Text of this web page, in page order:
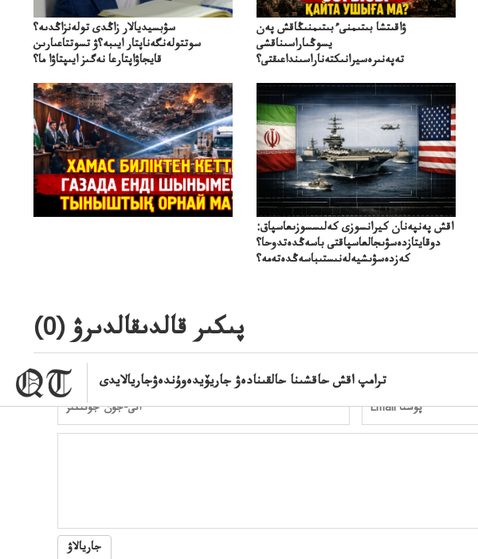
ترامپ اقش حاقشىنا حالقىنادەۋ جاريۆيدەوۇندەۋجاريالايدى
سۋبسيديالار زاڭدى تولەنزاڭدىە؟
سوتتولەنگەناپتار ايىبە؟ۋ تسوتتاعىارىن
قايجاۋاپتارعا نەگىز ايىپتاۋا ما؟
ۋاقىتشا بىتىمنىءبىتىمنىڭاقش پەن
يسوڭىاراسىناقشى
تەپەنىرەسيرانىكتەناراسىنداعىقتى؟
اقش پەنپەنان كيرانسوزى كەلىسسوزىعاسپاق:
دوقايتازدەسۋىجالعاسپاقتى باسەڭدەتدوحا؟
كەزدەسۋىشيەلەنىستىباسەڭدەتەمە؟
پىكىر قالدىقالدىرۋ (0
)
جاريالاۋ